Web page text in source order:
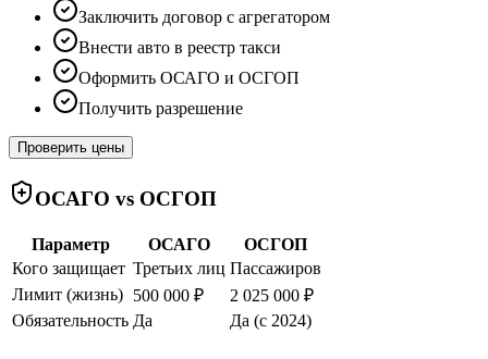
Заключить договор с агрегатором
Внести авто в реестр такси
Оформить ОСАГО и ОСГОП
Получить разрешение
Проверить цены
ОСАГО vs ОСГОП
Параметр ОСАГО
ОСГОП
Кого защищает Третьих лиц Пассажиров
Лимит (жизнь) 500 000 ₽
2 025 000 ₽
Обязательность Да Да (с 2024)